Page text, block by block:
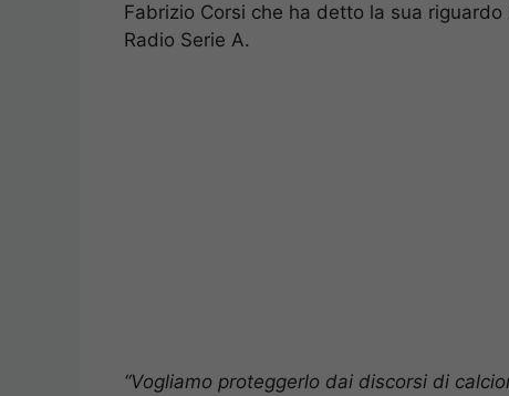
Fabrizio Corsi che ha detto la sua
Radio Serie A.
“Vogliamo proteggerlo dai discorsi di